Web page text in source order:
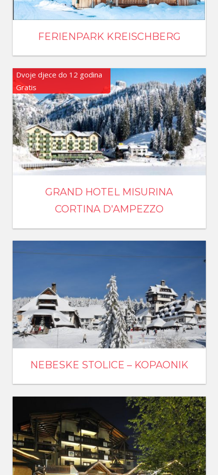
FERIENPARK KREISCHBERG
Dvoje djece do 12 godina
Gratis
GRAND HOTEL MISURINA
CORTINA D'AMPEZZO
NEBESKE STOLICE – KOPAONIK